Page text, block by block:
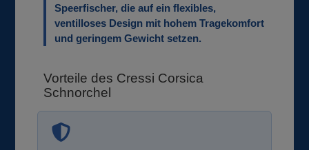
Speerfischer, die auf ein flexibles,
ventilloses Design mit hohem Tragekomfort
und geringem Gewicht setzen.
Vorteile des Cressi Corsica
Schnorchel